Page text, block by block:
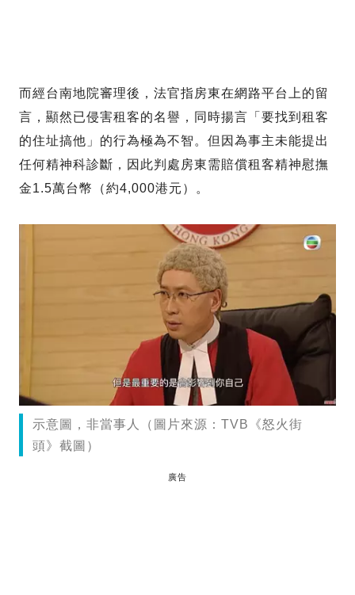
而經台南地院審理後，法官指房東在網路平台上的留
言，顯然已侵害租客的名譽，同時揚言「要找到租客
的住址搞他」的行為極為不智。但因為事主未能提出
任何精神科診斷，因此判處房東需賠償租客精神慰撫
金1.5萬台幣（約4,000港元）。
示意圖，非當事人（圖片來源：TVB《怒火街
頭》截圖）
廣告